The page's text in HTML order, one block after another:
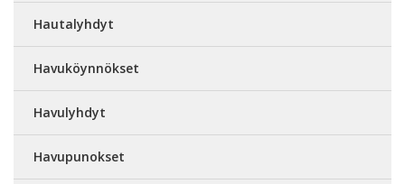
Hautalyhdyt
Havuköynnökset
Havulyhdyt
Havupunokset